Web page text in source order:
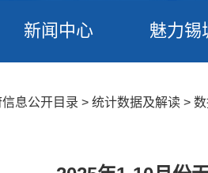
新闻中心 魅力锡
息公开目录 > 统计数据及解读 >